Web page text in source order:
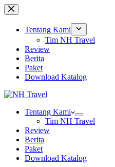
Skip
to
contentTentang Kami
Tim NH Travel
Review
Berita
Paket
Download Katalog
Tentang Kami
Tim NH Travel
Review
Berita
Paket
Download Katalog